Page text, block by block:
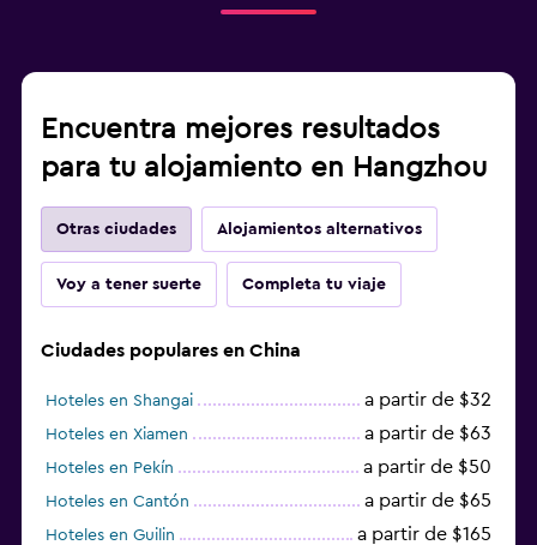
Encuentra mejores resultados
para tu alojamiento en Hangzhou
Otras ciudades Alojamientos alternativos
Voy a tener suerte Completa tu viaje
Ciudades populares en China
Hoteles en Shangai a partir de $32
Hoteles en Xiamen a partir de $63
Hoteles en Pekín a partir de $50
Hoteles en Cantón a partir de $65
Hoteles en Guilin a partir de $165